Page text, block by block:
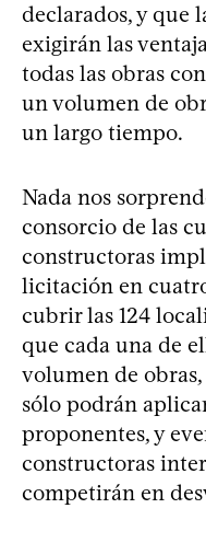
declarados, y que
exigirán las
todas las obras
un volumen de
un largo tiempo.
Nada nos
consorcio de las
constructoras
licitación en
cubrir las 124
que cada una de
volumen de
sólo podrán
proponentes, y
constructoras
competirán en